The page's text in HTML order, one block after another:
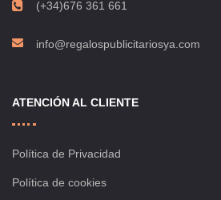
(+34)676 361 661
info@regalospublicitariosya.com
ATENCIÓN AL CLIENTE
Política de Privacidad
Política de cookies